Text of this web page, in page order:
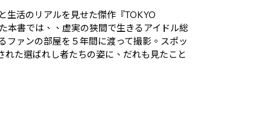
生活のリアルを見せた傑作『TOKYO
本書では、、虚実の狭間で生きるアイドル総
ファンの部屋を５年間に渡って撮影。スポッ
れた選ばれし者たちの姿に、だれも見たこと